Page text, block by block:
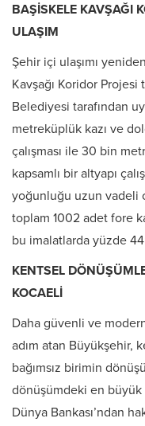
BAŞİSKELE KAVŞAĞI
ULAŞIM
Şehir içi ulaşımı
Kavşağı Koridor Projesi
Belediyesi tarafından
metreküplük kazı ve
çalışması ile 30 bin
kapsamlı bir altyapı
yoğunluğu uzun vadeli
toplam 1002 adet fore
bu imalatlarda yüzde
KENTSEL
KOCAELİ
Daha güvenli ve
adım atan Büyükşehir,
bağımsız birimin
dönüşümdeki en
Dünya Bankası’ndan